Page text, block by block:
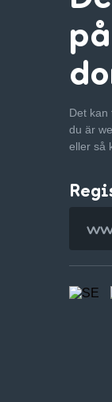
Det kan
du är
eller så